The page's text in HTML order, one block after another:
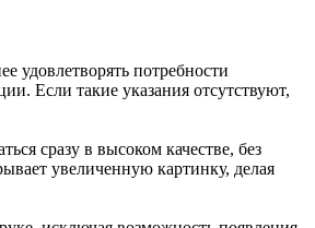
удовлетворять потребности
Если такие указания отсутствуют,
сразу в высоком качестве, без
увеличенную картинку, делая